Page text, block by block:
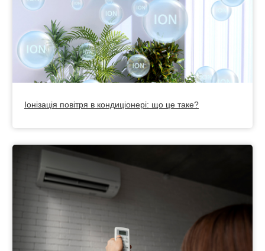
Іонізація повітря в кондиціонері: що це таке?